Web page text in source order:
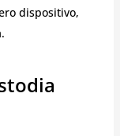
dispositivo,